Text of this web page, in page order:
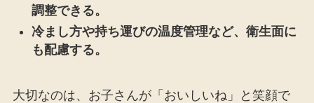
調整できる。
冷まし方や持ち運びの温度管理など、衛生面に
も配慮する。
大切なのは、お子さんが「おいしいね」と笑顔で